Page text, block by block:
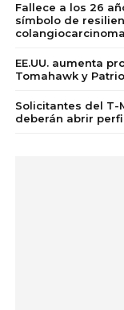
Fallece a los 26
símbolo de
colangiocarcinoma
EE.UU. aumenta
Tomahawk y
Solicitantes del T-
deberán abrir